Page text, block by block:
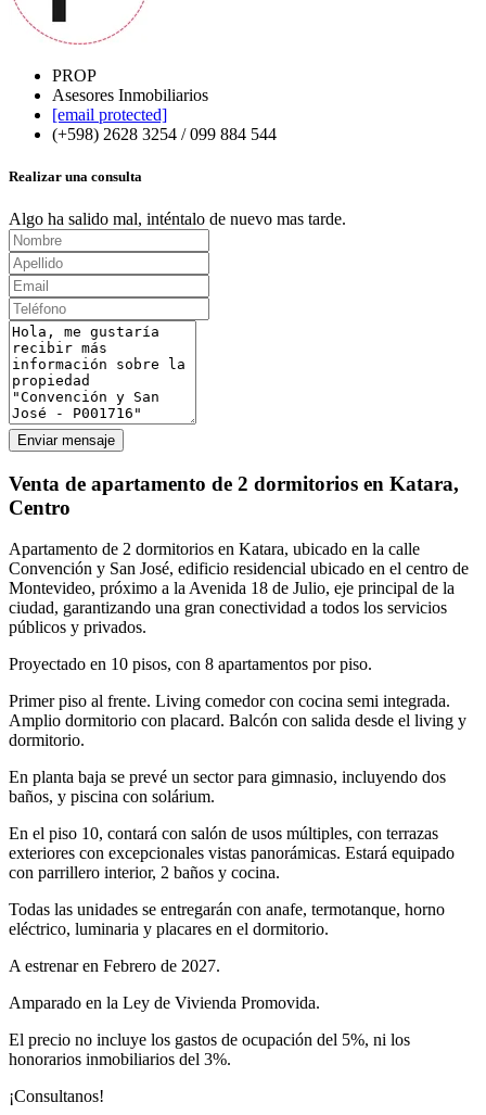
PROP
Asesores Inmobiliarios
[email protected]
(+598) 2628 3254 / 099 884 544
Realizar una consulta
Algo ha salido mal, inténtalo de nuevo mas tarde.
Enviar mensaje
Venta de apartamento de 2 dormitorios en Katara,
Centro
Apartamento de 2 dormitorios en Katara, ubicado en la calle
Convención y San José, edificio residencial ubicado en el centro de
Montevideo, próximo a la Avenida 18 de Julio, eje principal de la
ciudad, garantizando una gran conectividad a todos los servicios
públicos y privados.
Proyectado en 10 pisos, con 8 apartamentos por piso.
Primer piso al frente. Living comedor con cocina semi integrada.
Amplio dormitorio con placard. Balcón con salida desde el living y
dormitorio.
En planta baja se prevé un sector para gimnasio, incluyendo dos
baños, y piscina con solárium.
En el piso 10, contará con salón de usos múltiples, con terrazas
exteriores con excepcionales vistas panorámicas. Estará equipado
con parrillero interior, 2 baños y cocina.
Todas las unidades se entregarán con anafe, termotanque, horno
eléctrico, luminaria y placares en el dormitorio.
A estrenar en Febrero de 2027.
Amparado en la Ley de Vivienda Promovida.
El precio no incluye los gastos de ocupación del 5%, ni los
honorarios inmobiliarios del 3%.
¡Consultanos!